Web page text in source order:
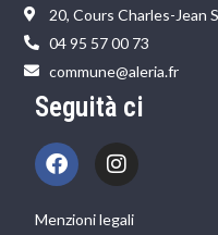
20, Cours Charles-Jean
04 95 57 00 73
commune@aleria.fr
Seguità ci
Menzioni legali